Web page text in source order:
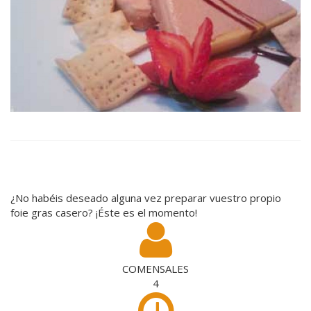
¿No habéis deseado alguna vez preparar vuestro propio
foie gras casero? ¡Éste es el momento!
COMENSALES
4